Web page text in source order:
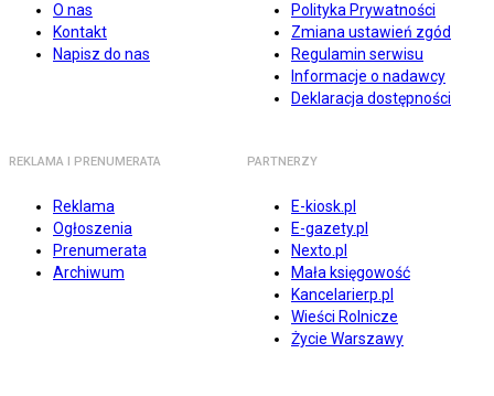
O nas
Kontakt
Napisz do nas
Polityka Prywatności
Zmiana ustawień zgód
Regulamin serwisu
Informacje o nadawcy
Deklaracja dostępności
REKLAMA I PRENUMERATA
Reklama
Ogłoszenia
Prenumerata
Archiwum
PARTNERZY
E-kiosk.pl
E-gazety.pl
Nexto.pl
Mała księgowość
Kancelarierp.pl
Wieści Rolnicze
Życie Warszawy